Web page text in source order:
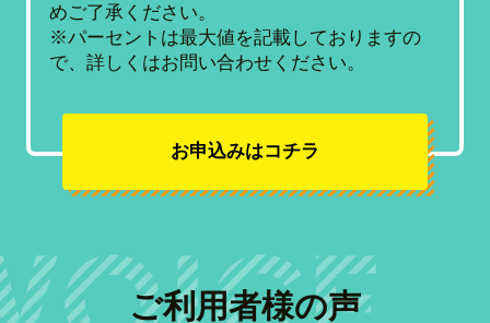
めご了承ください。
※パーセントは最大値を記載しておりますの
で、詳しくはお問い合わせください。
お申込みはコチラ
ご利用者様の声